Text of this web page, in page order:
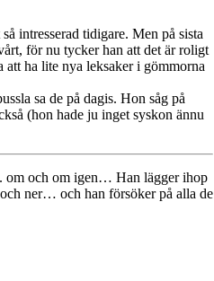
intresserad tidigare. Men på sista
för nu tycker han att det är roligt
att ha lite nya leksaker i gömmorna
sa de på dagis. Hon såg på
(hon hade ju inget syskon ännu
om och om igen… Han lägger ihop
ner… och han försöker på alla de